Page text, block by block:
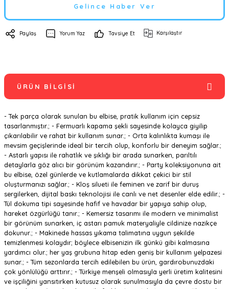
Gelince Haber Ver
Paylaş Yorum Yaz Tavsiye Et Karşılaştır
ÜRÜN BILGISI
- Tek parça olarak sunulan bu elbise, pratik kullanım için cepsiz
tasarlanmıştır.; - Fermuarlı kapama şekli sayesinde kolayca giyilip
çıkarılabilir ve rahat bir kullanım sunar.; - Orta kalınlıkta kumaşı ile
mevsim geçişlerinde ideal bir tercih olup, konforlu bir deneyim sağlar.;
- Astarlı yapısı ile rahatlık ve şıklığı bir arada sunarken, parıltılı
detaylarla göz alıcı bir görünüm kazandırır.; - Party koleksiyonuna ait
bu elbise, özel günlerde ve kutlamalarda dikkat çekici bir stil
oluşturmanızı sağlar.; - Kloş silueti ile feminen ve zarif bir duruş
sergilerken, dijital baskı teknolojisi ile canlı ve net desenler elde edilir.; -
Tül dokuma tipi sayesinde hafif ve havadar bir yapıya sahip olup,
hareket özgürlüğü tanır.; - Kemersiz tasarımı ile modern ve minimalist
bir görünüm sunarken, iç astarı pamuk materyaliyle cildinize nazikçe
dokunur.; - Makinede hassas yıkama talimatına uygun şekilde
temizlenmesi kolaydır; böylece elbisenizin ilk günkü gibi kalmasına
yardımcı olur.; her yaş grubuna hitap eden geniş bir kullanım yelpazesi
sunar.; - Tüm sezonlarda tercih edilebilen bu ürün, gardırobunuzdaki
çok yönlülüğü arttırır.; - Türkiye menşeli olmasıyla yerli üretim kalitesini
ve işçiliğini yansıtırken kutusuz olarak sunulmasıyla da çevre dostu bir